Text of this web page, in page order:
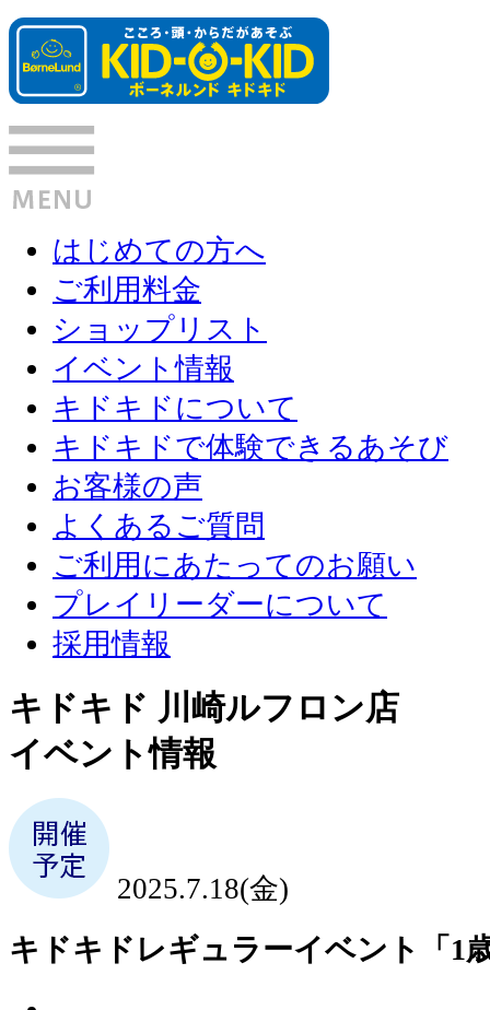
はじめての方へ
ご利用料金
ショップリスト
イベント情報
キドキドについて
キドキドで体験できるあそび
お客様の声
よくあるご質問
ご利用にあたってのお願い
プレイリーダーについて
採用情報
キドキド 川崎ルフロン店
イベント情報
2025.7.18(金)
キドキドレギュラーイベント「1